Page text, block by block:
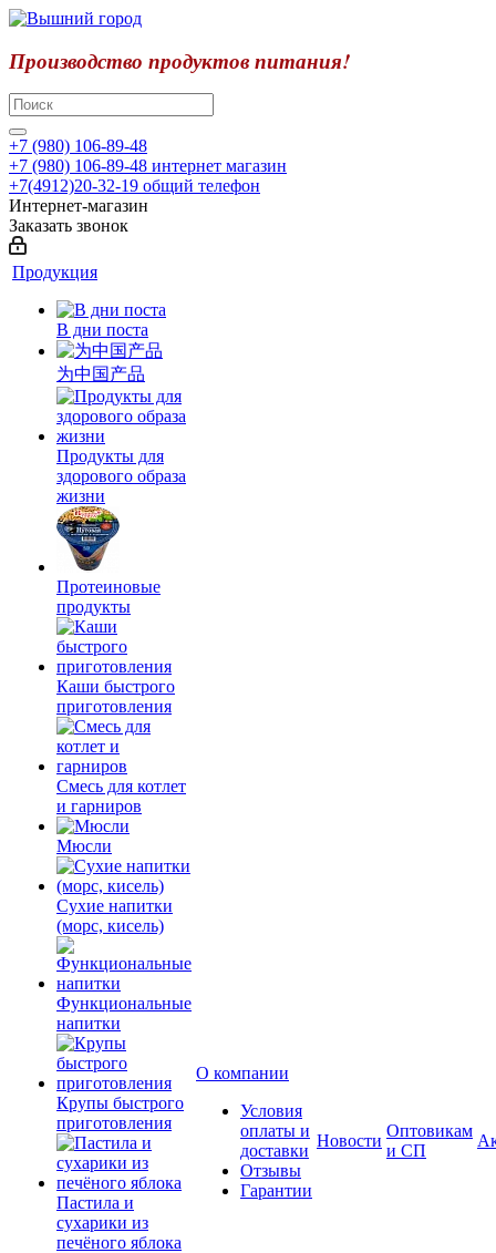
Производство продуктов питания!
+7 (980) 106-89-48
+7 (980) 106-89-48 интернет магазин
+7(4912)20-32-19 общий телефон
Интернет-магазин
Заказать звонок
Продукция
В дни поста
为中国产品
Продукты для
здорового образа
жизни
Протеиновые
продукты
Каши быстрого
приготовления
Смесь для котлет
и гарниров
Мюсли
Сухие напитки
(морс, кисель)
Функциональные
напитки
Крупы быстрого
приготовления
Пастила и
сухарики из
печёного яблока
О компании
Условия
оплаты и
доставки
Отзывы
Гарантии
Новости
Оптовикам
и СП